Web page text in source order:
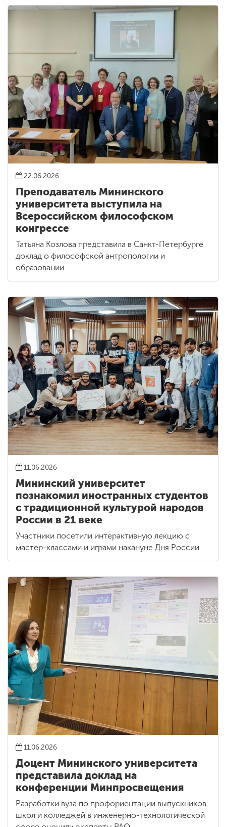
22.06.2026
Преподаватель Мининского
университета выступила на
Всероссийском философском
конгрессе
Татьяна Козлова представила в Санкт-Петербурге
доклад о философской антропологии и
образовании
11.06.2026
Мининский университет
познакомил иностранных студентов
с традиционной культурой народов
России в 21 веке
Участники посетили интерактивную лекцию с
мастер-классами и играми накануне Дня России
11.06.2026
Доцент Мининского университета
представила доклад на
конференции Минпросвещения
Разработки вуза по профориентации выпускников
школ и колледжей в инженерно-технологической